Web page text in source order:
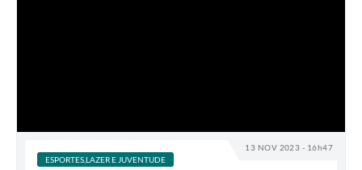
13 NOV 2023 - 16h47
ESPORTES,LAZER E JUVENTUDE